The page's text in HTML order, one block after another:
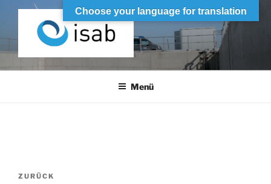
Zum
springen
ISAB
Industrieller Schaltanlagenbau
Menü
Beitrags-
Vorheriger
ZURÜCK
Choose your language for translation